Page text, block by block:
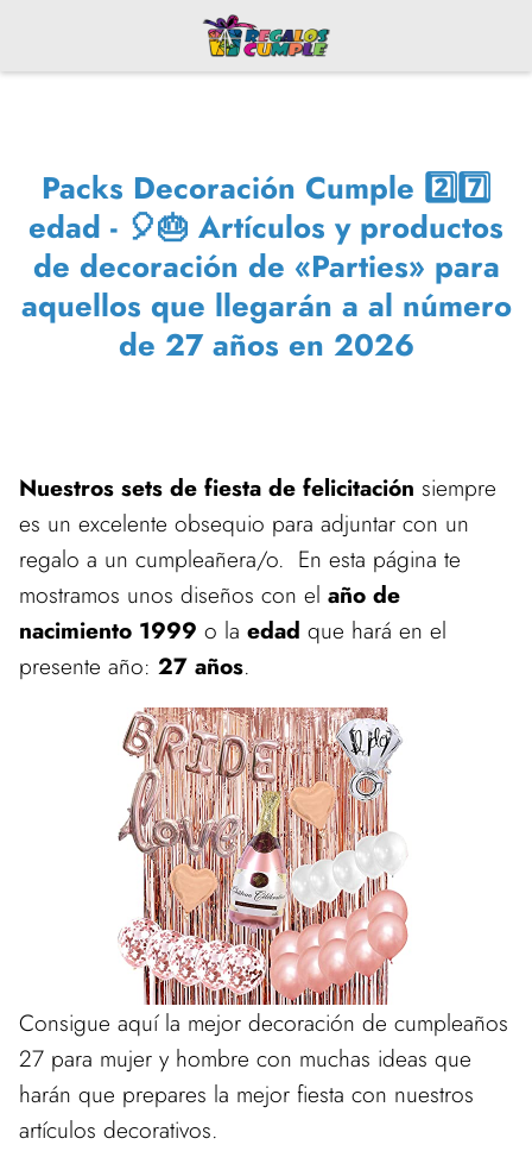
Packs Decoración Cumple 2️⃣7️⃣
edad - 🎈🎂 Artículos y productos
de decoración de «Parties» para
aquellos que llegarán a al número
de 27 años en 2026
Nuestros sets de fiesta de felicitación siempre
es un excelente obsequio para adjuntar con un
regalo a un cumpleañera/o. En esta página te
mostramos unos diseños con el año de
nacimiento 1999 o la edad que hará en el
presente año: 27 años.
Consigue aquí la mejor decoración de cumpleaños
27 para mujer y hombre con muchas ideas que
harán que prepares la mejor fiesta con nuestros
artículos decorativos.